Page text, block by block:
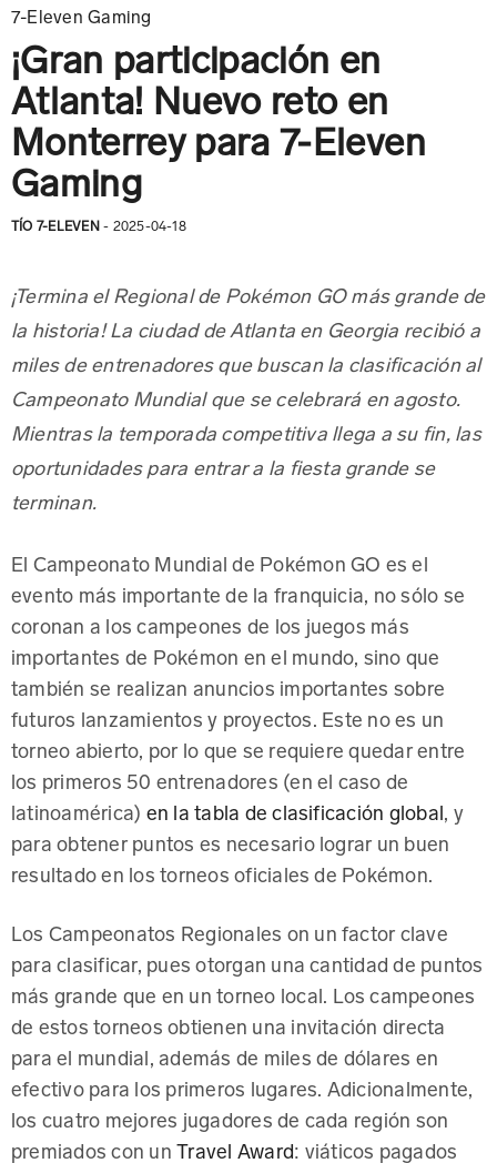
7-Eleven Gaming
¡Gran participación en
Atlanta! Nuevo reto en
Monterrey para 7-Eleven
Gaming
TÍO 7-ELEVEN- 2025-04-18
¡Termina el Regional de Pokémon GO más grande de
la historia! La ciudad de Atlanta en Georgia recibió a
miles de entrenadores que buscan la clasificación al
Campeonato Mundial que se celebrará en agosto.
Mientras la temporada competitiva llega a su fin, las
oportunidades para entrar a la fiesta grande se
terminan.
El Campeonato Mundial de Pokémon GO es el
evento más importante de la franquicia, no sólo se
coronan a los campeones de los juegos más
importantes de Pokémon en el mundo, sino que
también se realizan anuncios importantes sobre
futuros lanzamientos y proyectos. Este no es un
torneo abierto, por lo que se requiere quedar entre
los primeros 50 entrenadores (en el caso de
latinoamérica) en la tabla de clasificación global , y
para obtener puntos es necesario lograr un buen
resultado en los torneos oficiales de Pokémon.
Los Campeonatos Regionales on un factor clave
para clasificar, pues otorgan una cantidad de puntos
más grande que en un torneo local. Los campeones
de estos torneos obtienen una invitación directa
para el mundial, además de miles de dólares en
efectivo para los primeros lugares. Adicionalmente,
los cuatro mejores jugadores de cada región son
premiados con unTravel Award: viáticos pagados